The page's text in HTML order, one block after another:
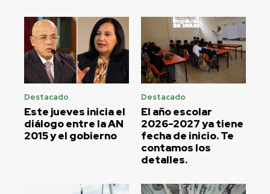
Destacado
Este jueves inicia el
diálogo entre la AN
2015 y el gobierno
Destacado
El año escolar
2026-2027 ya tiene
fecha de inicio. Te
contamos los
detalles.